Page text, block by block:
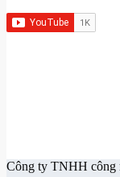
Công ty TNHH công